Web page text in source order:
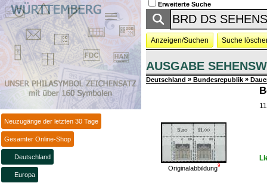
Neuzugänge der letzten 30 Tage
Gesamter Online-Shop
Deutschland
Europa
Erweiterte Suche
Anzeigen/Suchen Suche
AUSGABE
Deutschland » Bundesrepublik »
Originalabbildung9